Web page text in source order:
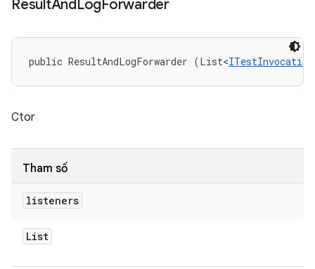
ResultAndLogForwarder
public ResultAndLogForwarder (List<
Ctor
Tham số
listeners
List